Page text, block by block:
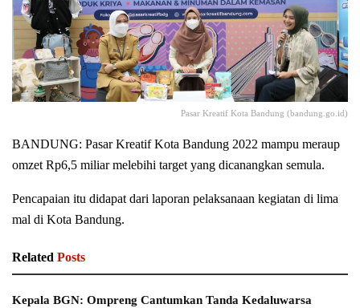
Pasar Kreatif Kota Bandung (bandung.go.id)
BANDUNG: Pasar Kreatif Kota Bandung 2022 mampu meraup
omzet Rp6,5 miliar melebihi target yang dicanangkan semula.
Pencapaian itu didapat dari laporan pelaksanaan kegiatan di lima
mal di Kota Bandung.
Related Posts
Kepala BGN: Ompreng Cantumkan Tanda Kedaluwarsa